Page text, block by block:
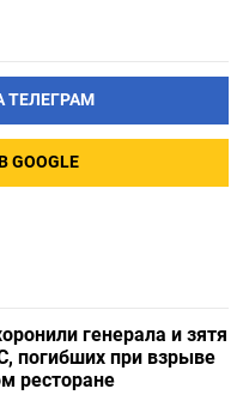
ТЕЛЕГРАМ
генерала и зятя
погибших при взрыве
ресторане